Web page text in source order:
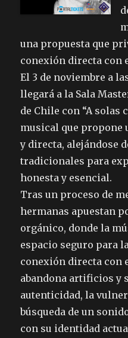
una propuesta que
conexión directa con
El 3 de noviembre a
llegará a la Sala
de Chile con “A solas
musical que propone
y directa, alejándose
tradicionales para
honesta y esencial.
Tras un proceso de
hermanas apuestan
orgánico, donde la
espacio seguro para
conexión directa con
abandona artificios y
autenticidad, la
búsqueda de un
con su identidad